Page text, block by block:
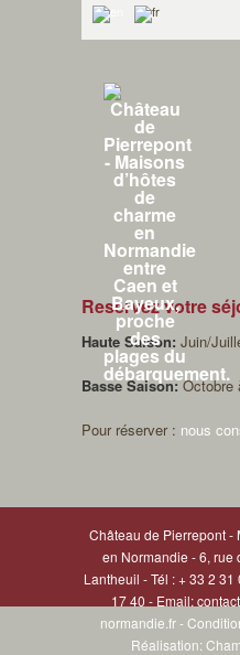
Reservez votre
Haute Saison: Juin/
Basse Saison:Octobre
Pour réserver : nous
Château de Pierrepont -
en Normandie - 6, rue
Lantheuil - Tél : + 33 2
17 40 - Email:
normandie.fr-
Réalisation: